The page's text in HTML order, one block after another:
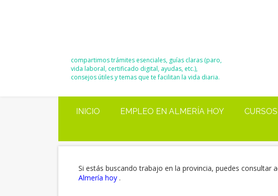
compartimos trámites esenciales, guías claras (paro,
vida laboral, certificado digital, ayudas, etc.),
consejos útiles y temas que te facilitan la vida diaria.
INICIO EMPLEO EN ALMERÍA HOY CURSOS
Si estás buscando trabajo en la provincia, puedes consultar
Almería hoy .